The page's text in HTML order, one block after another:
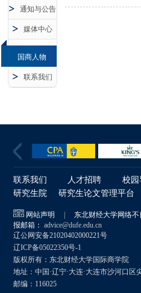
通知与公告
媒体中心
国商人物
联系我们
联系我们 人才招聘 校园
研究生院
研究生论文管理平台
网站声明 | 东北财经大学网络不
报邮箱：
advice@dufe.edu.cn
辽公网安备21020402000221号
辽ICP备05022350号-1
版权所有：东北财经大学国际商学院
地址：中国·辽宁·大连·大连市沙河口区
邮编：116025